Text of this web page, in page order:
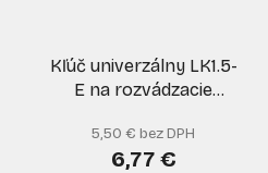
Kľúč univerzálny LK1.5-
E na rozvádzacie
koncovkami, kovový,
LIDOKOV
5,50 € bez DPH
6,77 €